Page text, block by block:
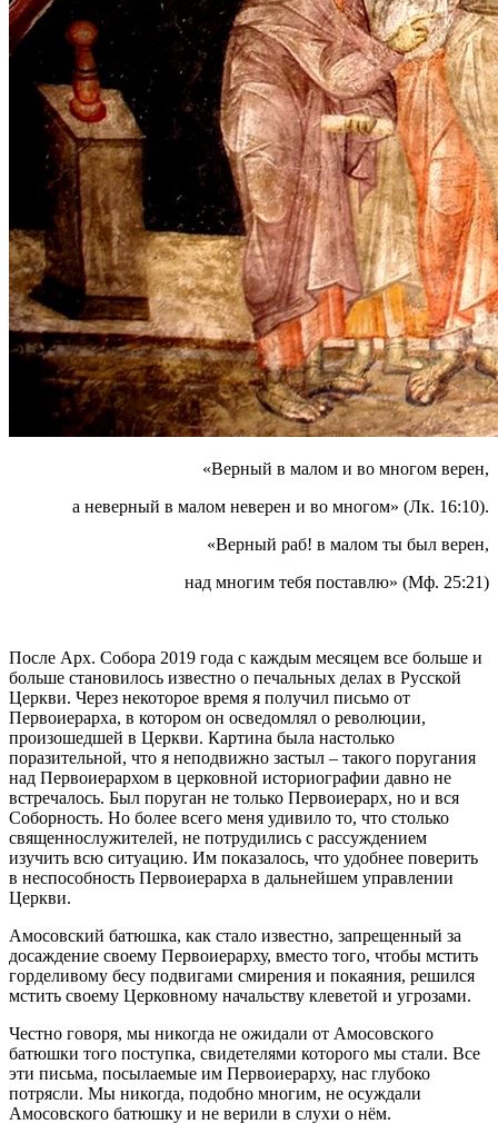
«Верный в малом и во многом верен,
а неверный в малом неверен и во многом» (Лк. 16:10).
«Верный раб! в малом ты был верен,
над многим тебя поставлю» (Мф. 25:21)
После Арх. Собора 2019 года с каждым месяцем все больше и
больше становилось известно о печальных делах в Русской
Церкви. Через некоторое время я получил письмо от
Первоиерарха, в котором он осведомлял о революции,
произошедшей в Церкви. Картина была настолько
поразительной, что я неподвижно застыл – такого поругания
над Первоиерархом в церковной историографии давно не
встречалось. Был поруган не только Первоиерарх, но и вся
Соборность. Но более всего меня удивило то, что столько
священнослужителей, не потрудились с рассуждением
изучить всю ситуацию. Им показалось, что удобнее поверить
в неспособность Первоиерарха в дальнейшем управлении
Церкви.
Амосовский батюшка, как стало известно, запрещенный за
досаждение своему Первоиерарху, вместо того, чтобы мстить
горделивому бесу подвигами смирения и покаяния, решился
мстить своему Церковному начальству клеветой и угрозами.
Честно говоря, мы никогда не ожидали от Амосовского
батюшки того поступка, свидетелями которого мы стали. Все
эти письма, посылаемые им Первоиерарху, нас глубоко
потрясли. Мы никогда, подобно многим, не осуждали
Амосовского батюшку и не верили в слухи о нём.